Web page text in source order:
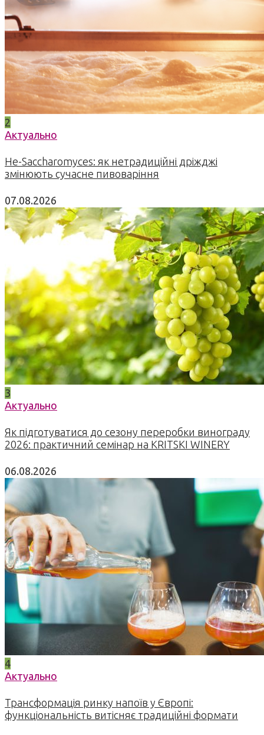
2
Актуально
Не-Saccharomyces: як нетрадиційні дріжджі
змінюють сучасне пивоваріння
07.08.2026
3
Актуально
Як підготуватися до сезону переробки винограду
2026: практичний семінар на KRITSKI WINERY
06.08.2026
4
Актуально
Трансформація ринку напоїв у Європі:
функціональність витісняє традиційні формати